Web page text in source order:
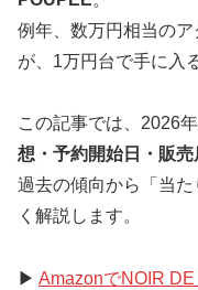
例年、数万円相当の
が、1万円台で手に入
この記事では、2026
想・予約開始日・販売
過去の傾向から「当
く解説します。
▶ AmazonでNOIR